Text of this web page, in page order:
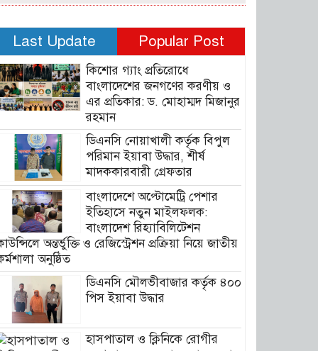
Last Update Popular Post
কিশোর গ্যাং প্রতিরোধে
বাংলাদেশের জনগণের করণীয় ও
এর প্রতিকার: ড. মোহাম্মদ মিজানুর
রহমান
ডিএনসি নোয়াখালী কর্তৃক বিপুল
পরিমান ইয়াবা উদ্ধার, শীর্ষ
মাদককারবারী গ্রেফতার
বাংলাদেশে অপ্টোমেট্রি পেশার
ইতিহাসে নতুন মাইলফলক:
বাংলাদেশ রিহ্যাবিলিটেশন
অন্তর্ভুক্তি ও রেজিস্ট্রেশন প্রক্রিয়া নিয়ে জাতীয়
অনুষ্ঠিত
ডিএনসি মৌলভীবাজার কর্তৃক ৪০০
পিস ইয়াবা উদ্ধার
হাসপাতাল ও ক্লিনিকে রোগীর